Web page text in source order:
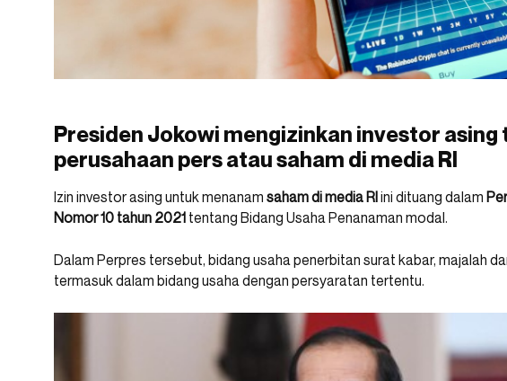
Presiden Jokowi mengizinkan investor asing
perusahaan pers atau saham di media RI
Izin investor asing untuk menanam saham di media RIini dituang dalam
Nomor 10 tahun 2021 tentang Bidang Usaha Penanaman modal.
Dalam Perpres tersebut, bidang usaha penerbitan surat kabar, majalah
termasuk dalam bidang usaha dengan persyaratan tertentu.